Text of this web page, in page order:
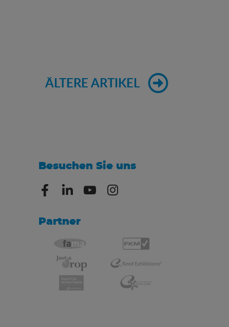
ÄLTERE ARTIKEL
Besuchen Sie uns
Partner